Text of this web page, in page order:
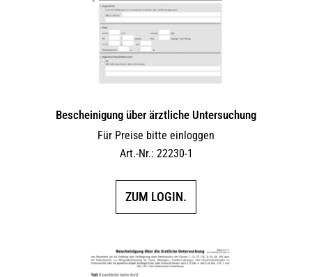
Bescheinigung über ärztliche Untersuchung
Für Preise bitte einloggen
Art.-Nr.: 22230-1
ZUM LOGIN.